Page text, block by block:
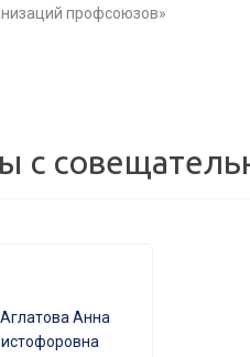
профсоюзов»
с